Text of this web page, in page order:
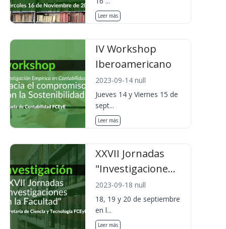
Leer más
IV Workshop
Iberoamericano
2023-09-14 null
Jueves 14 y Viernes 15 de
sept...
Leer más
XXVII Jornadas
"Investigacione...
2023-09-18 null
18, 19 y 20 de septiembre
en l...
Leer más